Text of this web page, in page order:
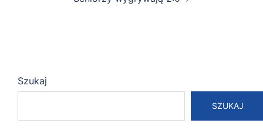
Szukaj
SZUKAJ